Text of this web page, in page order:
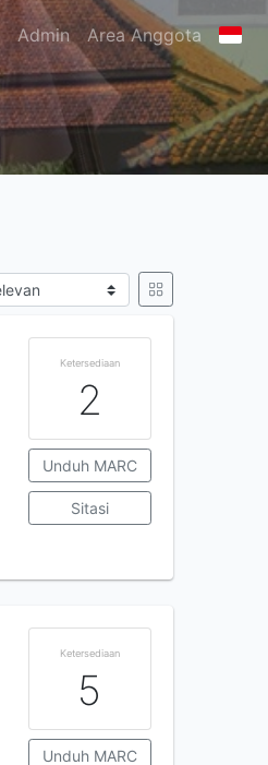
Admin Area Anggota
Ketersediaan
2
Unduh MARC
Sitasi
Ketersediaan
5
Unduh MARC